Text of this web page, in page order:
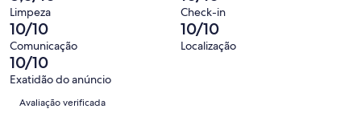
1
avaliações.
de
1
avaliações.
“Razoável”.
0
de
1
avaliações.
significa
“Mau”.
0
de
1
avaliações.
o
que
significa
“Péssimo”.
0
Limpeza Check-in
10/10
Comunicação
10/10
Localização
10/10
Exatidão do anúncio
Avaliações
Avaliação verificada